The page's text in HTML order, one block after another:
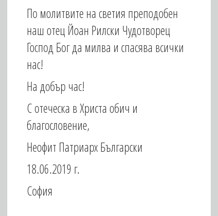
По молитвите на светия преподобен
наш отец Йоан Рилски Чудотворец
Господ Бог да милва и спасява всички
нас!
На добър час!
С отеческа в Христа обич и
благословение,
Неофит Патриарх Български
18.06.2019 г.
София